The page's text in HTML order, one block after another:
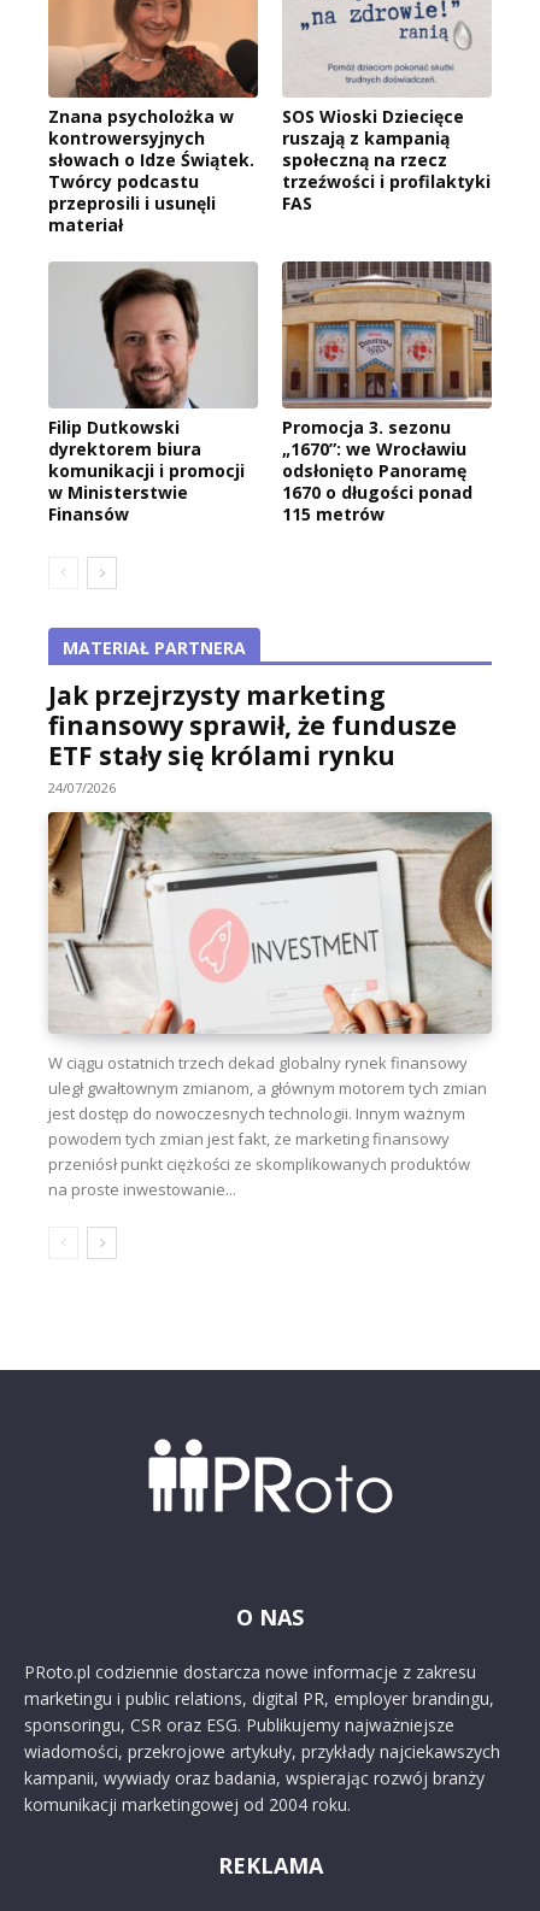
Znana psycholożka w
kontrowersyjnych
słowach o Idze Świątek.
Twórcy podcastu
przeprosili i usunęli
materiał
SOS Wioski Dziecięce
ruszają z kampanią
społeczną na rzecz
trzeźwości i profilaktyki
FAS
Filip Dutkowski
dyrektorem biura
komunikacji i promocji
w Ministerstwie
Finansów
Promocja 3. sezonu
„1670”: we Wrocławiu
odsłonięto Panoramę
1670 o długości ponad
115 metrów
MATERIAŁ PARTNERA
Jak przejrzysty marketing
finansowy sprawił, że fundusze
ETF stały się królami rynku
24/07/2026
W ciągu ostatnich trzech dekad globalny rynek finansowy
uległ gwałtownym zmianom, a głównym motorem tych zmian
jest dostęp do nowoczesnych technologii. Innym ważnym
powodem tych zmian jest fakt, że marketing finansowy
przeniósł punkt ciężkości ze skomplikowanych produktów
na proste inwestowanie...
O NAS
PRoto.pl codziennie dostarcza nowe informacje z zakresu
marketingu i public relations, digital PR, employer brandingu,
sponsoringu, CSR oraz ESG. Publikujemy najważniejsze
wiadomości, przekrojowe artykuły, przykłady najciekawszych
kampanii, wywiady oraz badania, wspierając rozwój branży
komunikacji marketingowej od 2004 roku.
REKLAMA